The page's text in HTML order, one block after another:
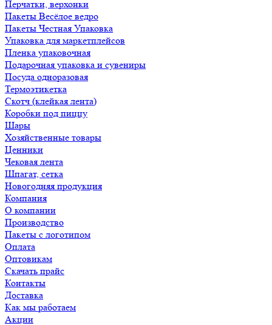
Перчатки, верхонки
Пакеты Весёлое ведро
Пакеты Честная Упаковка
Упаковка для маркетплейсов
Пленка упаковочная
Подарочная упаковка и сувениры
Посуда одноразовая
Термоэтикетка
Скотч (клейкая лента)
Коробки под пиццу
Шары
Хозяйственные товары
Ценники
Чековая лента
Шпагат, сетка
Новогодняя продукция
Компания
О компании
Производство
Пакеты с логотипом
Оплата
Оптовикам
Скачать прайс
Контакты
Доставка
Как мы работаем
Акции